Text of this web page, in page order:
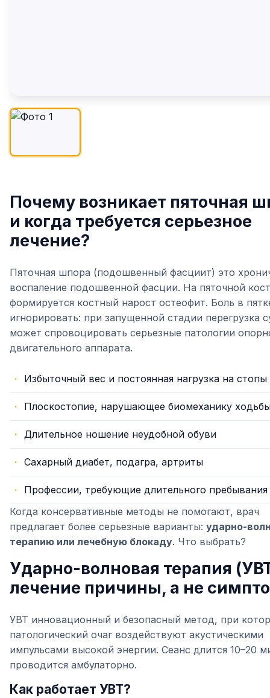
Почему возникает пяточная
и когда требуется серьезное
лечение?
Пяточная шпора (подошвенный фасциит) это
воспаление подошвенной фасции. На пяточной
формируется костный нарост остеофит. Боль в
игнорировать: при запущенной стадии перегрузка
может спровоцировать серьезные патологии
двигательного аппарата.
Избыточный вес и постоянная нагрузка на стопы
Плоскостопие, нарушающее биомеханику
Длительное ношение неудобной обуви
Сахарный диабет, подагра, артриты
Профессии, требующие длительного пребывания
Когда консервативные методы не помогают, врач
предлагает более серьезные варианты: ударно-
терапию или лечебную блокаду. Что выбрать?
Ударно-волновая терапия
лечение причины, а не
УВТ инновационный и безопасный метод, при
патологический очаг воздействуют акустическими
импульсами высокой энергии. Сеанс длится 10–20
проводится амбулаторно.
Как работает УВТ?